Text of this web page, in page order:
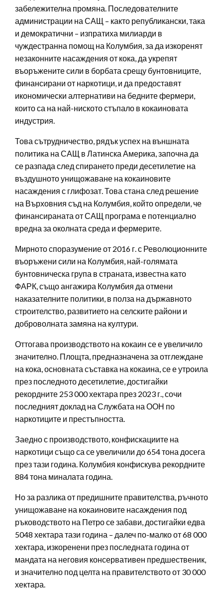
забележителна промяна. Последователните
администрации на САЩ – както републикански, така
и демократични – изпратиха милиарди в
чуждестранна помощ на Колумбия, за да изкоренят
незаконните насаждения от кока, да укрепят
въоръжените сили в борбата срещу бунтовниците,
финансирани от наркотици, и да предоставят
икономически алтернативи на бедните фермери,
които са на най-ниското стъпало в кокаиновата
индустрия.
Това сътрудничество, рядък успех на външната
политика на САЩ в Латинска Америка, започна да
се разпада след спирането преди десетилетие на
въздушното унищожаване на кокаиновите
насаждения с глифозат. Това стана след решение
на Върховния съд на Колумбия, който определи, че
финансираната от САЩ програма е потенциално
вредна за околната среда и фермерите.
Мирното споразумение от 2016 г. с Революционните
въоръжени сили на Колумбия, най-голямата
бунтовническа група в страната, известна като
ФАРК, също ангажира Колумбия да отмени
наказателните политики, в полза на държавното
строителство, развитието на селските райони и
доброволната замяна на култури.
Оттогава производството на кокаин се е увеличило
значително. Площта, предназначена за отглеждане
на кока, основната съставка на кокаина, се е утроила
през последното десетилетие, достигайки
рекордните 253 000 хектара през 2023 г., сочи
последният доклад на Службата на ООН по
наркотиците и престъпността.
Заедно с производството, конфискациите на
наркотици също са се увеличили до 654 тона досега
през тази година. Колумбия конфискува рекордните
884 тона миналата година.
Но за разлика от предишните правителства, ръчното
унищожаване на кокаиновите насаждения под
ръководството на Петро се забави, достигайки едва
5048 хектара тази година – далеч по-малко от 68 000
хектара, изкоренени през последната година от
мандата на неговия консервативен предшественик,
и значително под целта на правителството от 30 000
хектара.